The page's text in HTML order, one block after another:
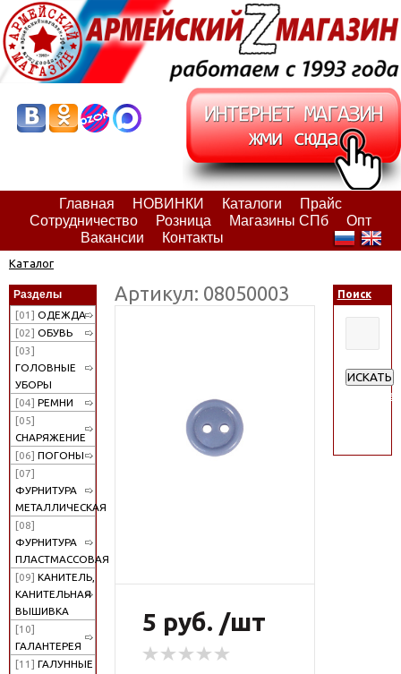
Главная НОВИНКИ Каталоги
Прайс
Сотрудничество
Розница Магазины СПб
Опт
Вакансии
Контакты
Каталог
Разделы
[01] ОДЕЖДА
[02] ОБУВЬ
[03]
ГОЛОВНЫЕ
УБОРЫ
[04] РЕМНИ
[05]
СНАРЯЖЕНИЕ
[06] ПОГОНЫ
[07]
ФУРНИТУРА
МЕТАЛЛИЧЕСКАЯ
[08]
ФУРНИТУРА
ПЛАСТМАССОВАЯ
[09] КАНИТЕЛЬ,
КАНИТЕЛЬНАЯ
ВЫШИВКА
[10]
ГАЛАНТЕРЕЯ
[11] ГАЛУННЫЕ
Артикул: 08050003
5 руб. /шт
Поиск
ИСКАТЬ